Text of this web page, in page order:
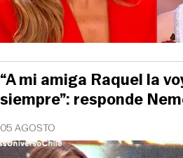
05 AGOSTO
“A mi amiga Raquel la
siempre”: responde